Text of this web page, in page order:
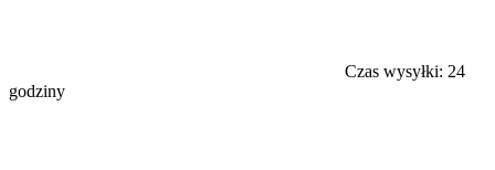
Czas wysyłki: 24
godziny